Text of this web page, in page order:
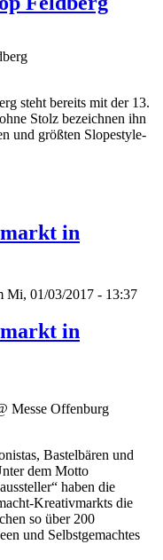
steht bereits mit der 13.
Stolz bezeichnen ihn
und größten Slopestyle-
in
Mi, 01/03/2017 - 13:37
in
Messe Offenburg
Bastelbären und
dem Motto
haben die
Kreativmarkts die
so über 200
und Selbstgemachtes